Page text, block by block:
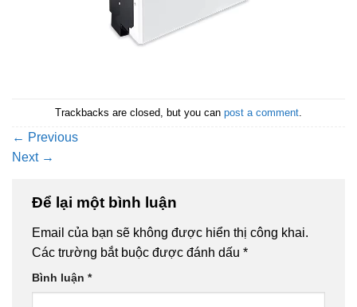
Trackbacks are closed, but you can post a comment
← Previous
Next →
Để lại một bình luận
Email của bạn sẽ không được hiển thị công khai.
Các trường bắt buộc được đánh dấu *
Bình luận *